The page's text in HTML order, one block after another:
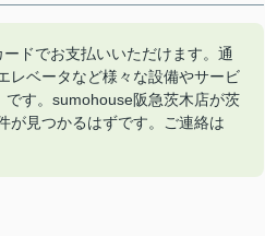
ドでお支払いいただけます。通
レベータなど様々な設備やサービ
です。sumohouse阪急茨木店が茨
が見つかるはずです。ご連絡は